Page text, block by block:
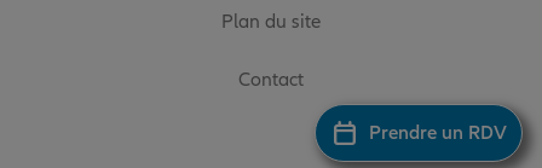
Prendre un RDV
Plan du site
Contact